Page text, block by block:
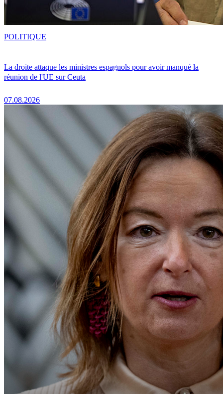
La droite attaque les ministres espagnols pour avoir manqué la
réunion de l'UE sur Ceuta
07.08.2026
POLITIQUE